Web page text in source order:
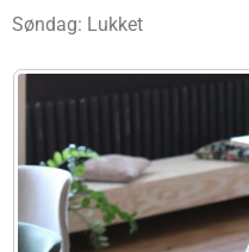
Søndag: Lukket